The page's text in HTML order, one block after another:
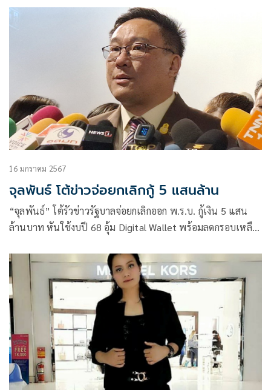
หน้านโยบายดิจิทัลวอลเล็ตต่อไป
16 มกราคม 2567
จุลพันธ์ โต้ข่าวจ่อยกเลิกกู้ 5 แสนล้าน
“จุลพันธ์” โต้รัวข่าวรัฐบาลจ่อยกเลิกออก พ.ร.บ. กู้เงิน 5 แสน
ล้านบาท หันใช้งบปี 68 อุ้ม Digital Wallet พร้อมลดกรอบเหลือ
ภายในสัปดาห์นี้